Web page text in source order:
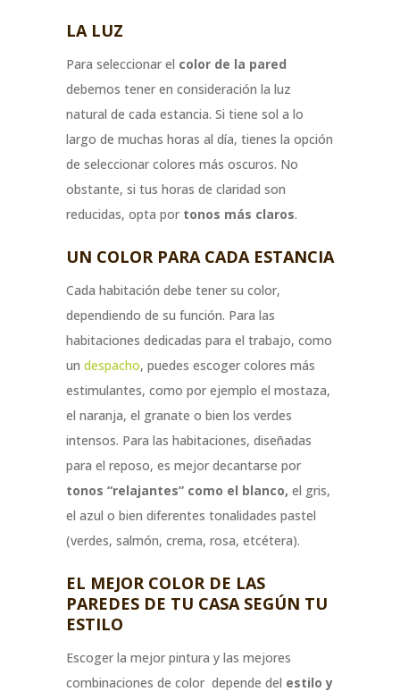
LA LUZ
Para seleccionar el color de la pared
debemos tener en consideración la luz
natural de cada estancia. Si tiene sol a lo
largo de muchas horas al día, tienes la opción
de seleccionar colores más oscuros. No
obstante, si tus horas de claridad son
reducidas, opta por tonos más claros.
UN COLOR PARA CADA ESTANCIA
Cada habitación debe tener su color,
dependiendo de su función. Para las
habitaciones dedicadas para el trabajo, como
un despacho, puedes escoger colores más
estimulantes, como por ejemplo el mostaza,
el naranja, el granate o bien los verdes
intensos. Para las habitaciones, diseñadas
para el reposo, es mejor decantarse por
tonos “relajantes” como el blanco, el gris,
el azul o bien diferentes tonalidades pastel
(verdes, salmón, crema, rosa, etcétera).
EL MEJOR COLOR DE LAS
PAREDES DE TU CASA SEGÚN TU
ESTILO
Escoger la mejor pintura y las mejores
combinaciones de color depende del estilo y